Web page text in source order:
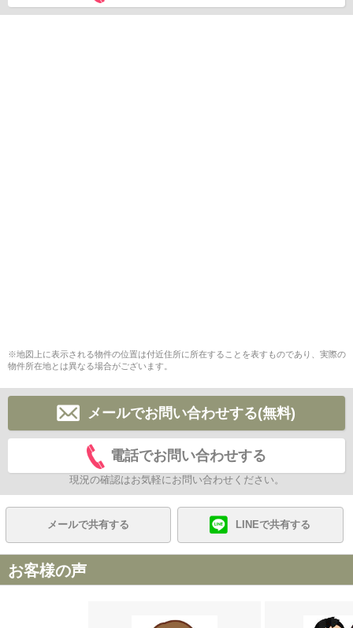
※地図上に表示される物件の位置は付近住所に所在することを表すものであり、実際の
物件所在地とは異なる場合がございます。
メールでお問い合わせする(無料)
電話でお問い合わせする
現況の確認はお気軽にお問い合わせください。
メールで共有する LINEで共有する
お客様の声